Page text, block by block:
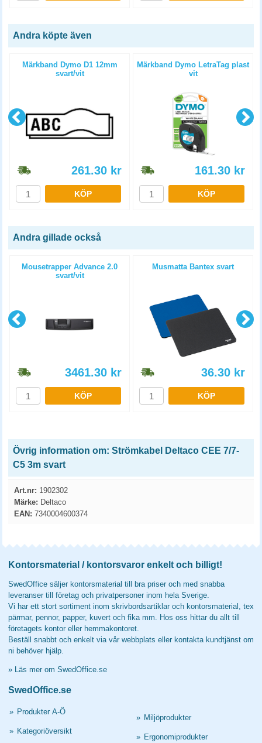
Andra köpte även
Märkband Dymo D1 12mm
svart/vit
261.30 kr
KÖP
Märkband Dymo LetraTag plast
vit
161.30 kr
KÖP
Andra gillade också
Mousetrapper Advance 2.0
svart/vit
3461.30 kr
KÖP
Musmatta Bantex svart
36.30 kr
KÖP
Övrig information om: Strömkabel Deltaco CEE 7/7-
C5 3m svart
Art.nr: 1902302
Märke: Deltaco
EAN: 7340004600374
Kontorsmaterial / kontorsvaror enkelt och billigt!
SwedOffice säljer kontorsmaterial till bra priser och med snabba
leveranser till företag och privatpersoner inom hela Sverige.
Vi har ett stort sortiment inom skrivbordsartiklar och kontorsmaterial, tex
pärmar, pennor, papper, kuvert och fika mm. Hos oss hittar du allt till
företagets kontor eller hemmakontoret.
Beställ snabbt och enkelt via vår webbplats eller kontakta kundtjänst om
ni behöver hjälp.
» Läs mer om SwedOffice.se
SwedOffice.se
» Produkter A-Ö
» Kategoriöversikt
» Miljöprodukter
» Ergonomiprodukter